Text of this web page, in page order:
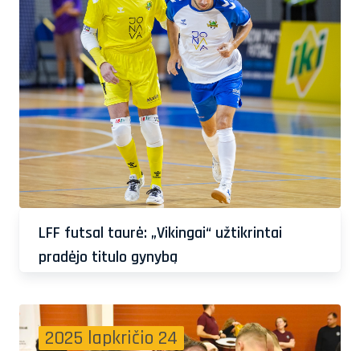
LFF futsal taurė: „Vikingai“ užtikrintai
pradėjo titulo gynybą
2025 lapkričio 24